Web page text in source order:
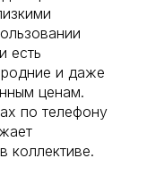
есть
и даже
ценам.
по телефону
коллективе.